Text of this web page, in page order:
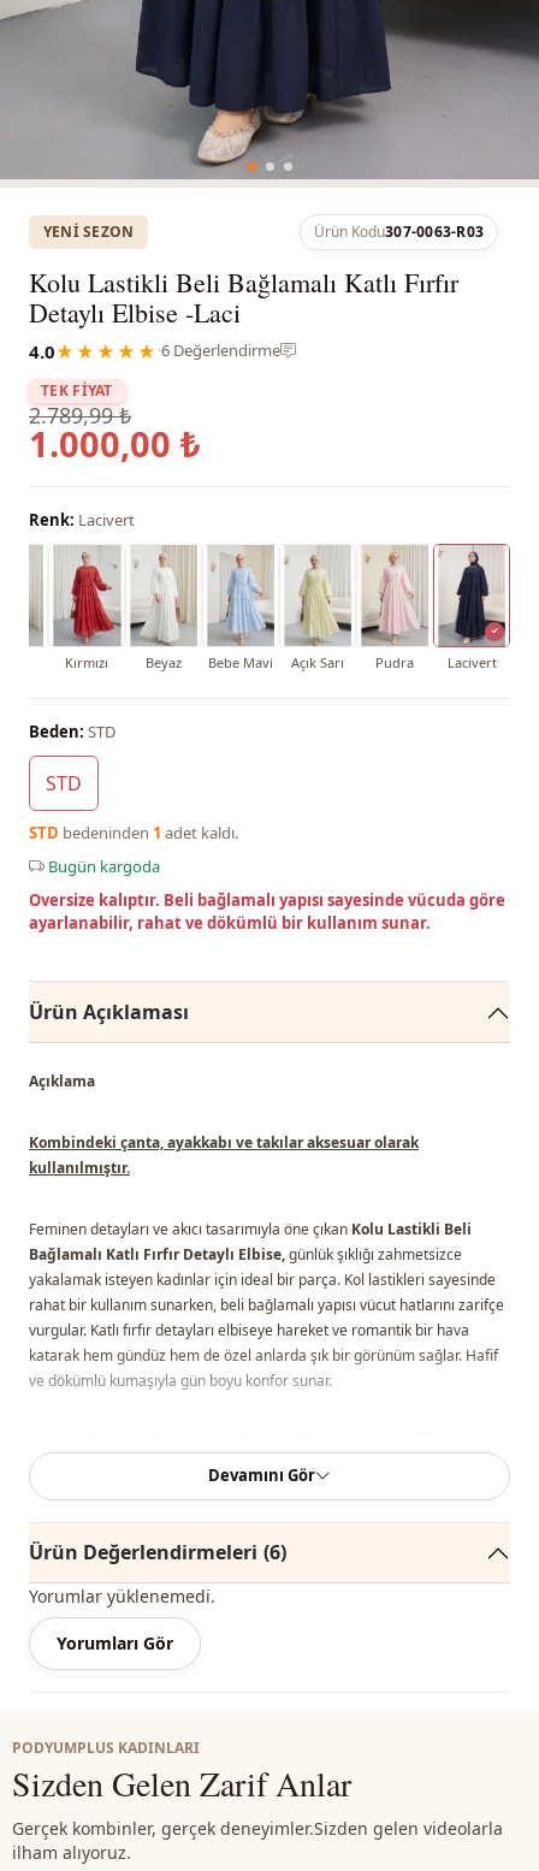
YENI SEZON Ürün Kodu307-0063-R03
Kolu Lastikli Beli Bağlamalı Katlı Fırfır
Detaylı Elbise -Laci
4.0★★★★★ ·6 Değerlendirme
TEK FİYAT
2.789,99 ₺
1.000,00 ₺
Renk: Lacivert
Kırmızı Beyaz Bebe Mavi Açık Sarı Pudra Lacivert
Beden: STD
STD
STD bedeninden 1 adet kaldı.
Bugün kargoda
Oversize kalıptır. Beli bağlamalı yapısı sayesinde vücuda göre
ayarlanabilir, rahat ve dökümlü bir kullanım sunar.
Ürün Açıklaması
Açıklama
Kombindeki çanta, ayakkabı ve takılar aksesuar olarak
kullanılmıştır.
Feminen detayları ve akıcı tasarımıyla öne çıkan Kolu Lastikli Beli
Bağlamalı Katlı Fırfır Detaylı Elbise,günlük şıklığı zahmetsizce
yakalamak isteyen kadınlar için ideal bir parça. Kol lastikleri sayesinde
rahat bir kullanım sunarken, beli bağlamalı yapısı vücut hatlarını zarifçe
vurgular. Katlı fırfır detayları elbiseye hareket ve romantik bir hava
katarak hem gündüz hem de özel anlarda şık bir görünüm sağlar. Hafif
ve dökümlü kumaşıyla gün boyu konfor sunar.
elbise”, “günlük şık elbise”gibi adlandırılabilir.
Oversize kalıptır. Beli bağlamalı yapısı sayesinde vücuda
göre ayarlanabilir, rahat ve dökümlü bir kullanım sunar.
Not:Ürünün renginde konsept çekimlerinden dolayı ton farklılığı olabilir.
Yıkama:30 derecede yıkayınız.
Yaka Bisiklet yaka
Mevsi̇m Yazlık
Devamını Gör
Ürün Değerlendirmeleri (6)
Yorumlar yüklenemedi.
Yorumları Gör
PODYUMPLUS KADINLARI
Sizden Gelen Zarif Anlar
Gerçek kombinler, gerçek deneyimler.Sizden gelen videolarla
ilham alıyoruz.